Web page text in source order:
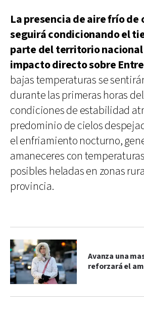
La presencia de aire frío de
seguirá condicionando el
parte del territorio
impacto directo sobre
bajas temperaturas se
durante las primeras horas
condiciones de estabilidad
predominio de cielos
el enfriamiento nocturno,
amaneceres con
posibles heladas en zonas
provincia.
Avanza una
reforzará el